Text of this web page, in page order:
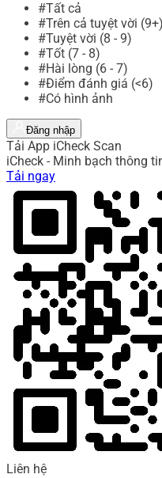
#Tất cả
#Trên cả tuyệt vời (9+)
#Tuyệt vời (8 - 9)
#Tốt (7 - 8)
#Hài lòng (6 - 7)
#Điểm đánh giá (<6)
#Có hình ảnh
Đăng nhập
Tải App iCheck Scan
iCheck - Minh bạch thông
Tải ngay
Liên hệ